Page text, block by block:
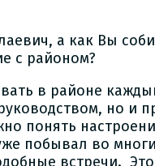
а как Вы
с районом?
в районе
но и
понять
побывал во
встречи.